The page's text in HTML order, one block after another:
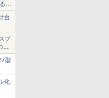
、
台
プ
ガ
型
化